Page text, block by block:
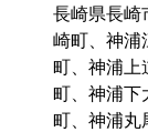
長崎県長崎
崎町、神浦
町、神浦上
町、神浦下
町、神浦丸